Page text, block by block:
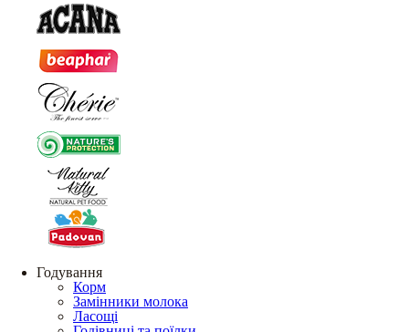
Годування
Корм
Замінники молока
Ласощі